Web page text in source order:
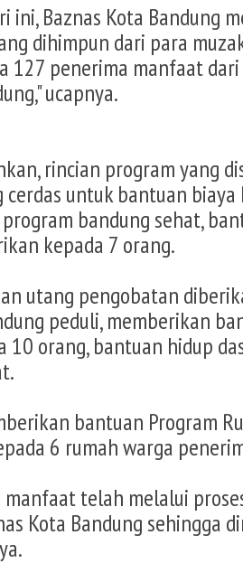
ini, Baznas Kota Bandung
dihimpun dari para
127 penerima manfaat
ucapnya.
rincian program yang
cerdas untuk bantuan
bandung sehat,
kepada 7 orang.
utang pengobatan
peduli, memberikan
10 orang, bantuan hidup
bantuan Program
6 rumah warga
manfaat telah melalui
Kota Bandung sehingga